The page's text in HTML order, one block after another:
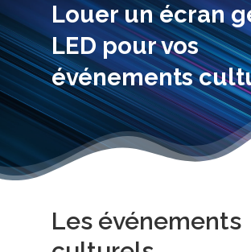
Louer un écran
LED pour vos
événements
Les événements